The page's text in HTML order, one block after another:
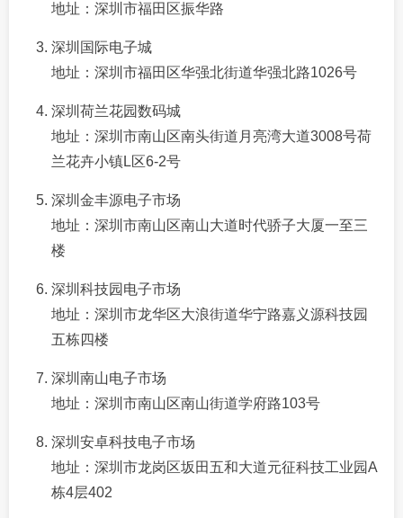
地址：深圳市福田区振华路
深圳国际电子城
地址：深圳市福田区华强北街道华强北路1026号
深圳荷兰花园数码城
地址：深圳市南山区南头街道月亮湾大道3008号荷
兰花卉小镇L区6-2号
深圳金丰源电子市场
地址：深圳市南山区南山大道时代骄子大厦一至三
楼
深圳科技园电子市场
地址：深圳市龙华区大浪街道华宁路嘉义源科技园
五栋四楼
深圳南山电子市场
地址：深圳市南山区南山街道学府路103号
深圳安卓科技电子市场
地址：深圳市龙岗区坂田五和大道元征科技工业园A
栋4层402